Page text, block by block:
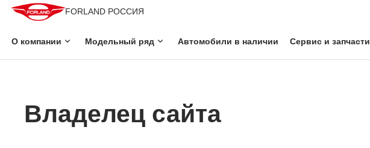
FORLAND РОССИЯ
О компании Модельный ряд Автомобили в наличии Сервис и запчасти
Владелец сайта